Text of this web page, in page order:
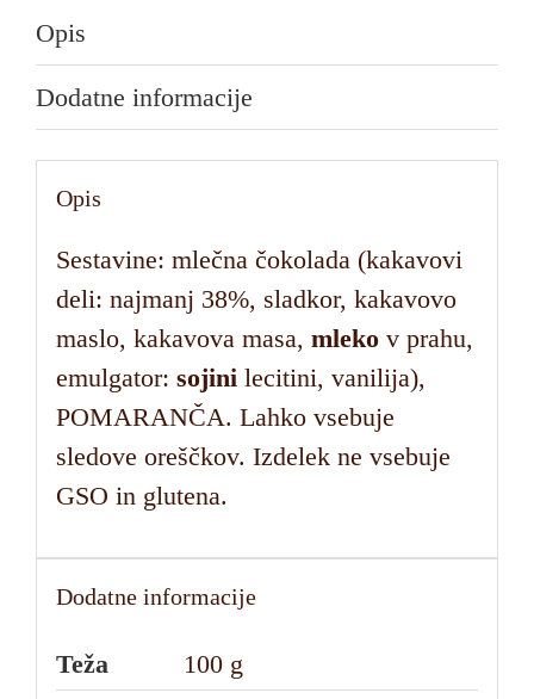
Opis
Dodatne informacije
Opis
Sestavine: mlečna čokolada (kakavovi
deli: najmanj 38%, sladkor, kakavovo
maslo, kakavova masa, mlekov prahu,
emulgator: sojini lecitini, vanilija),
POMARANČA. Lahko vsebuje
sledove oreščkov. Izdelek ne vsebuje
GSO in glutena.
Dodatne informacije
Teža 100 g